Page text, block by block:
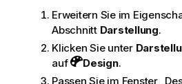
Erweitern Sie im
Abschnitt Darstellung.
Klicken Sie unter
auf
Design.
Passen Sie im Fenster